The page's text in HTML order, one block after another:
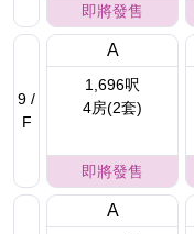
9 /
F
即將發售
A
1,696呎
4房(2套)
即將發售
A